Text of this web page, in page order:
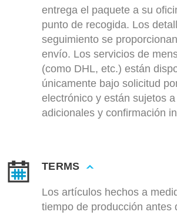
entrega el paquete a su
punto de recogida. Los
seguimiento se
envío. Los servicios de
(como DHL, etc.) están
únicamente bajo solicitud
electrónico y están sujetos
adicionales y confirmación
TERMS
Los artículos hechos a
tiempo de producción antes